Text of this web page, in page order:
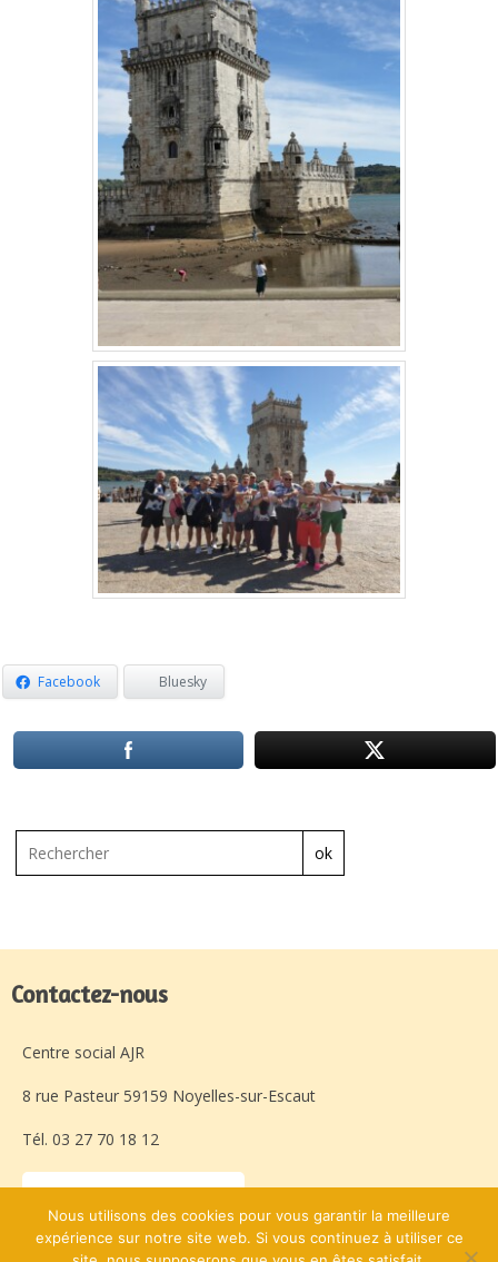
Facebook Bluesky
ok
Contactez-nous
Centre social AJR
8 rue Pasteur 59159 Noyelles-sur-Escaut
Tél. 03 27 70 18 12
Laissez-nous un message
Nous utilisons des cookies pour vous garantir la meilleure
expérience sur notre site web. Si vous continuez à utiliser ce